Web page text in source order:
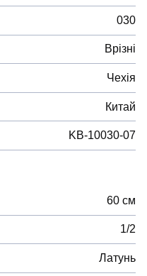
030
Врізні
Чехія
Китай
KB-10030-07
60 см
1/2
Латунь